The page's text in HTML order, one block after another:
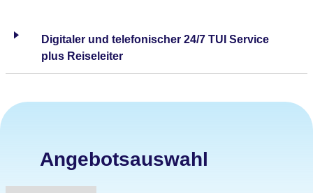
Digitaler und telefonischer 24/7 TUI Service
plus Reiseleiter
Angebotsauswahl